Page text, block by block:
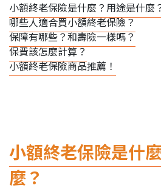
小額終老保險是什麼？用途是什麼
哪些人適合買小額終老保險？
保障有哪些？和壽險一樣嗎？
保費該怎麼計算？
小額終老保險商品推薦！
小額終老保險是什
麼？